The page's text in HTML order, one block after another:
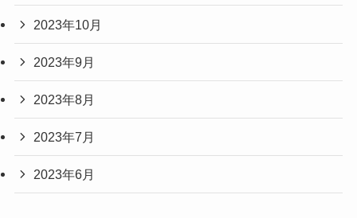
2023年10月
2023年9月
2023年8月
2023年7月
2023年6月